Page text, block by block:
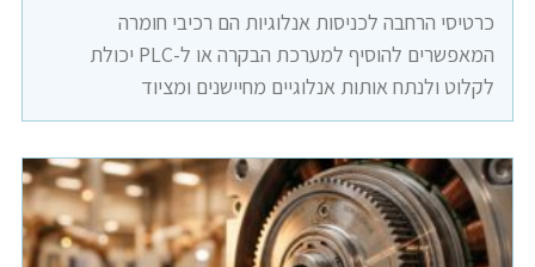
כרטיסי הרחבה לכניסות אנלוגיות הם רכיבי חומרה
המאפשרים להוסיף למערכת הבקרה או ל-PLC יכולת
לקלוט ולנתח אותות אנלוגיים מחיישנים ומציוד